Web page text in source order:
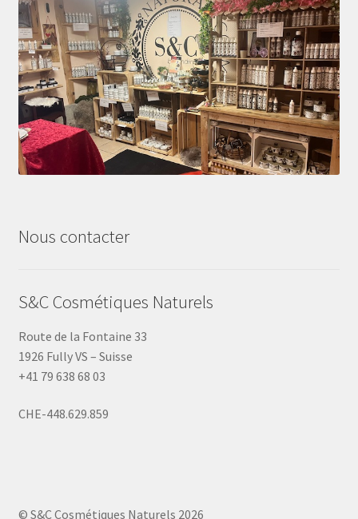
Nous contacter
S&C Cosmétiques Naturels
Route de la Fontaine 33
1926 Fully VS – Suisse
+41 79 638 68 03
CHE-448.629.859
© S&C Cosmétiques Naturels 2026